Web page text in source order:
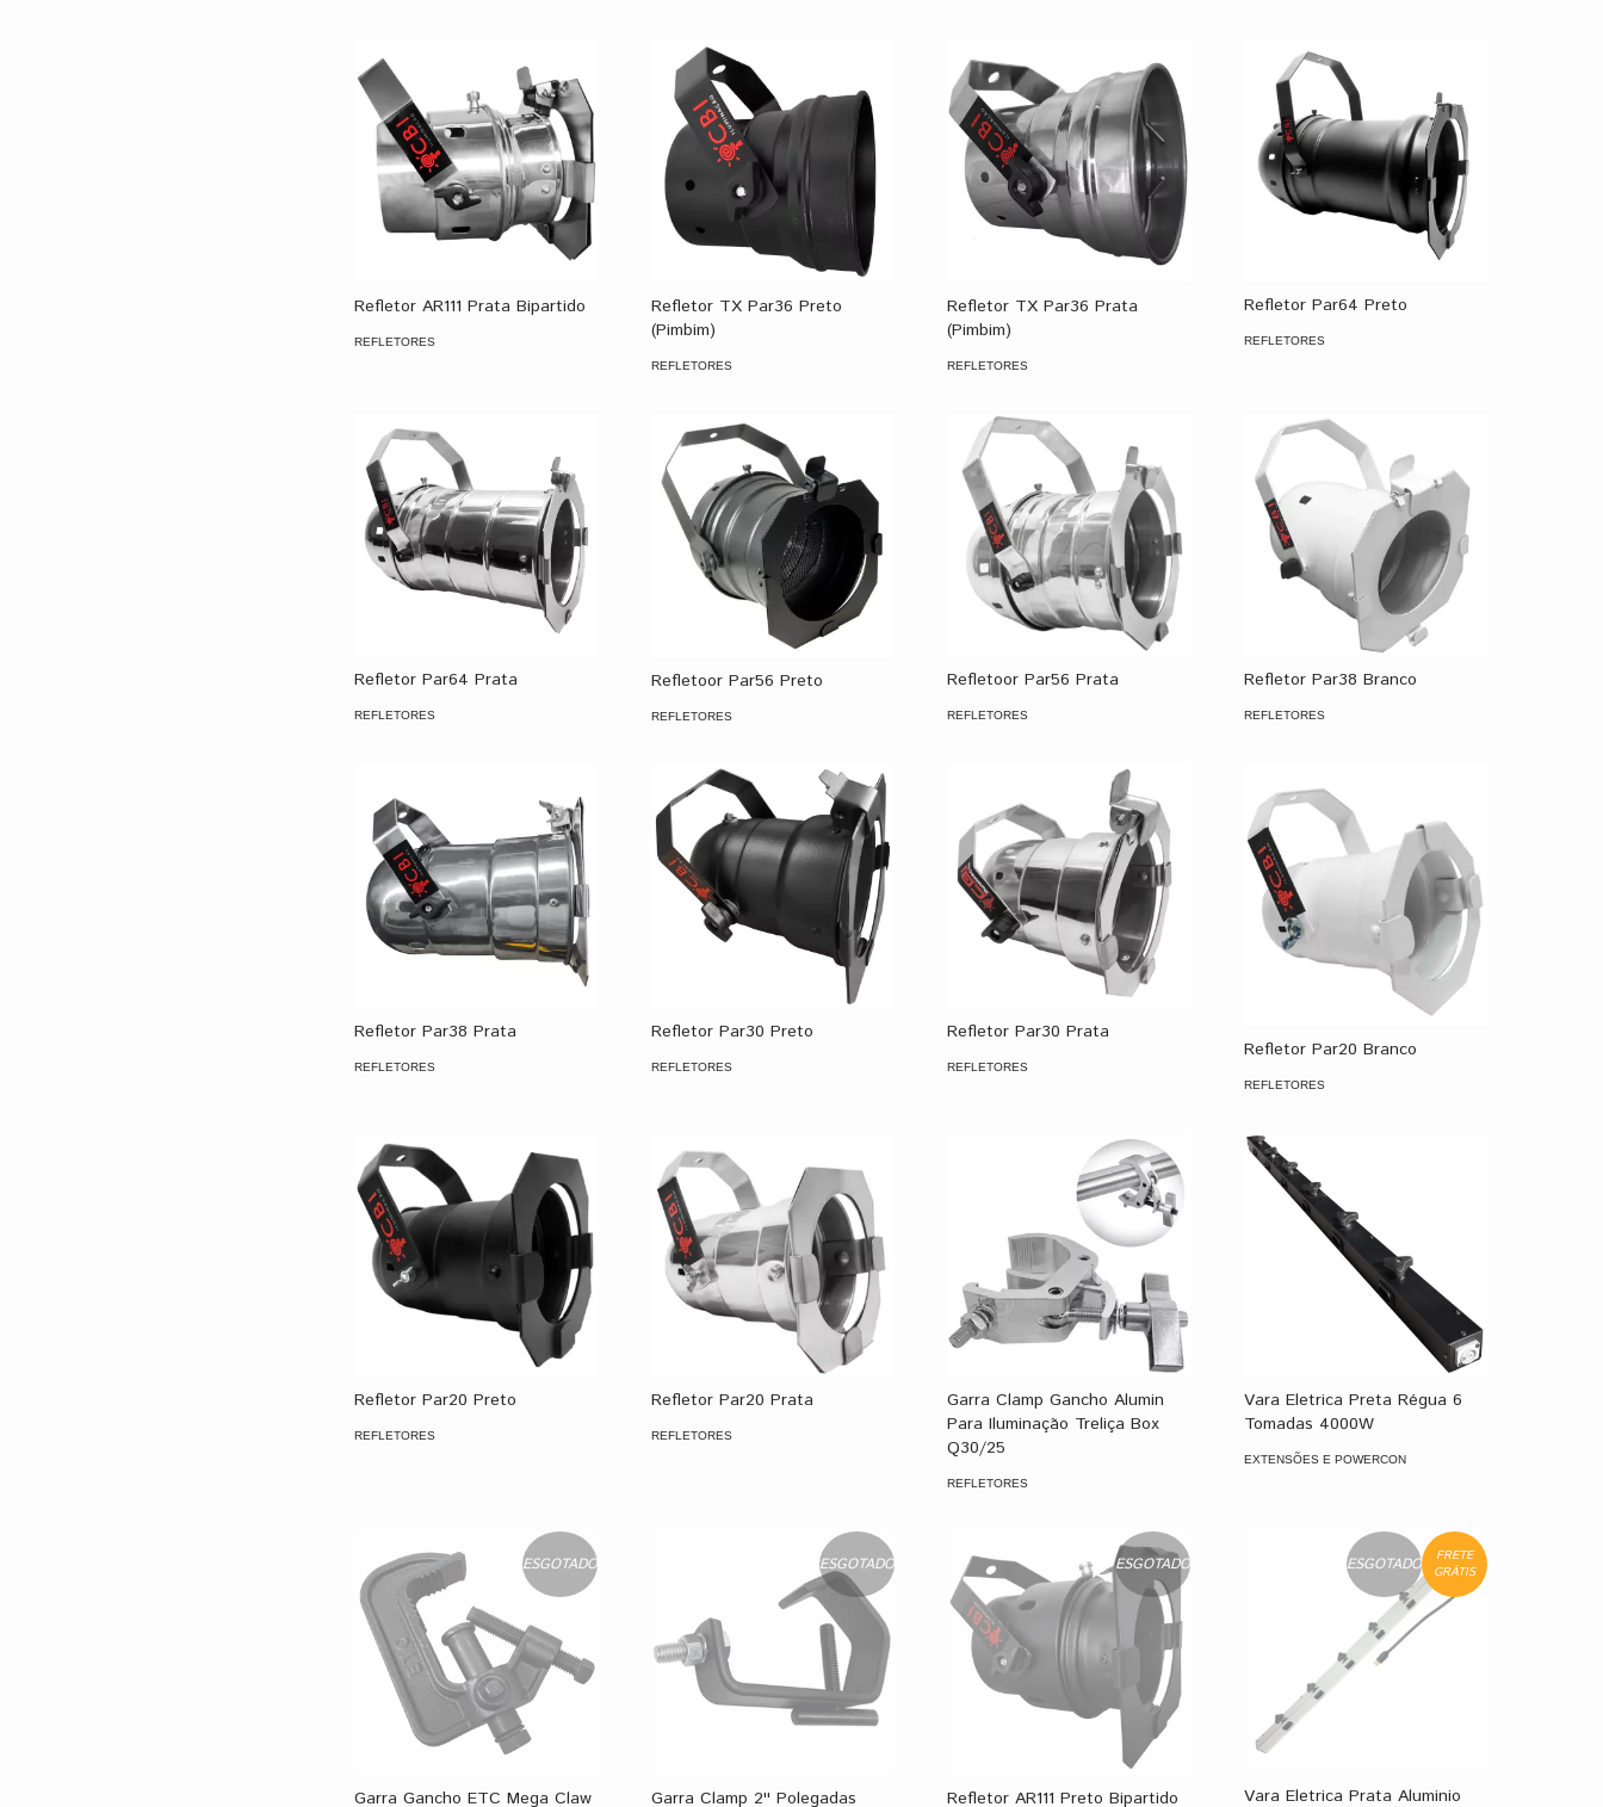
Refletor AR111 Prata Bipartido
REFLETORES
Refletor TX Par36 Preto
(Pimbim)
REFLETORES
Refletor TX Par36 Prata
(Pimbim)
REFLETORES
Refletor Par64 Preto
REFLETORES
Refletor Par64 Prata
REFLETORES
Refletoor Par56 Preto
REFLETORES
Refletoor Par56 Prata
REFLETORES
Refletor Par38 Branco
REFLETORES
Refletor Par38 Prata
REFLETORES
Refletor Par30 Preto
REFLETORES
Refletor Par30 Prata
REFLETORES
Refletor Par20 Branco
REFLETORES
Refletor Par20 Preto
REFLETORES
Refletor Par20 Prata
REFLETORES
Garra Clamp Gancho Alumin
Para Iluminação Treliça Box
Q30/25
REFLETORES
Vara Eletrica Preta Régua 6
Tomadas 4000W
EXTENSÕES E POWERCON
ESGOTADO
Garra Gancho ETC Mega Claw
ESGOTADO
Garra Clamp 2'' Polegadas
ESGOTADO
Refletor AR111 Preto Bipartido
ESGOTADO
FRETE
GRÁTIS
Vara Eletrica Prata Aluminio